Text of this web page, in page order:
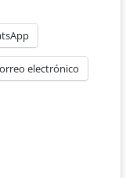
electrónico